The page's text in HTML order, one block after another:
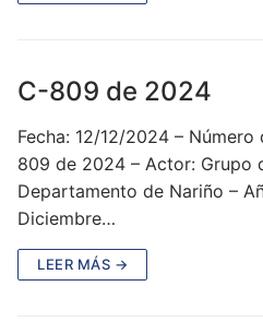
C-809 de 2024
Fecha: 12/12/2024 –
809 de 2024 – Actor: Grupo
Departamento de Nariño –
Diciembre…
LEER MÁS →